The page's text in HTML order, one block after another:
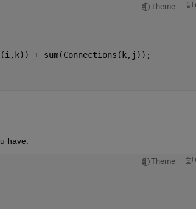
Theme
+ sum(Connections(k,j));
have.
Theme